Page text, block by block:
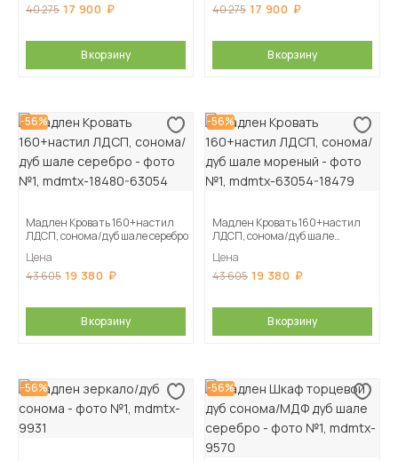
40 275 17 900
В корзину
40 275 17 900
В корзину
-56%
Мадлен Кровать 160+настил
ЛДСП, сонома/дуб шале серебро
Цена
43 605 19 380
В корзину
-56%
Мадлен Кровать 160+настил
ЛДСП, сонома/дуб шале
Цена
43 605 19 380
В корзину
-56% -56%